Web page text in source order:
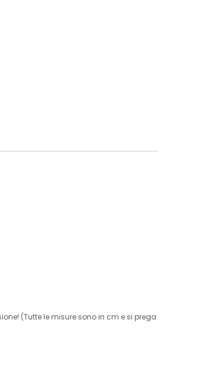
(Tutte le misure sono in cm e si prega